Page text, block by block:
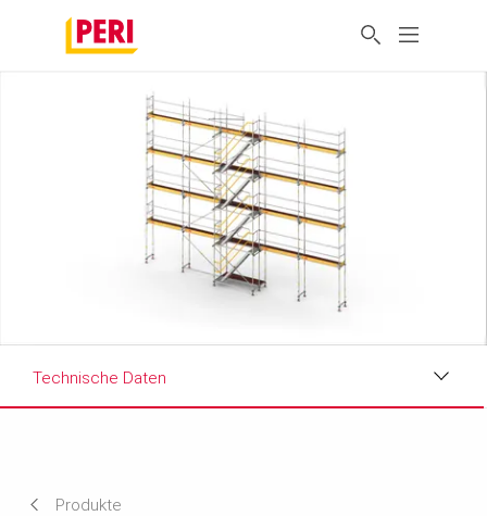
Technische Daten
Produkte